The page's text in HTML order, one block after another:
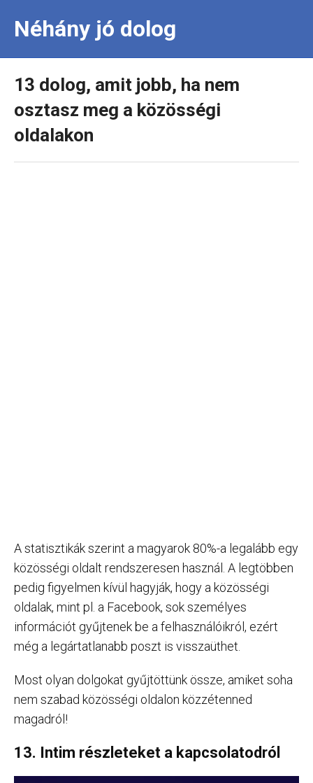
Néhány jó dolog
13 dolog, amit jobb, ha nem
osztasz meg a közösségi
oldalakon
A statisztikák szerint a magyarok 80%-a legalább egy
közösségi oldalt rendszeresen használ. A legtöbben
pedig figyelmen kívül hagyják, hogy a közösségi
oldalak, mint pl. a Facebook, sok személyes
információt gyűjtenek be a felhasználóikról, ezért
még a legártatlanabb poszt is visszaüthet.
Most olyan dolgokat gyűjtöttünk össze, amiket soha
nem szabad közösségi oldalon közzétenned
magadról!
13. Intim részleteket a kapcsolatodról